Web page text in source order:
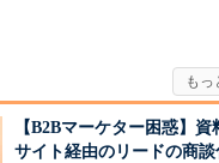
【B2Bマーケター困惑】資
サイト経由のリードの商